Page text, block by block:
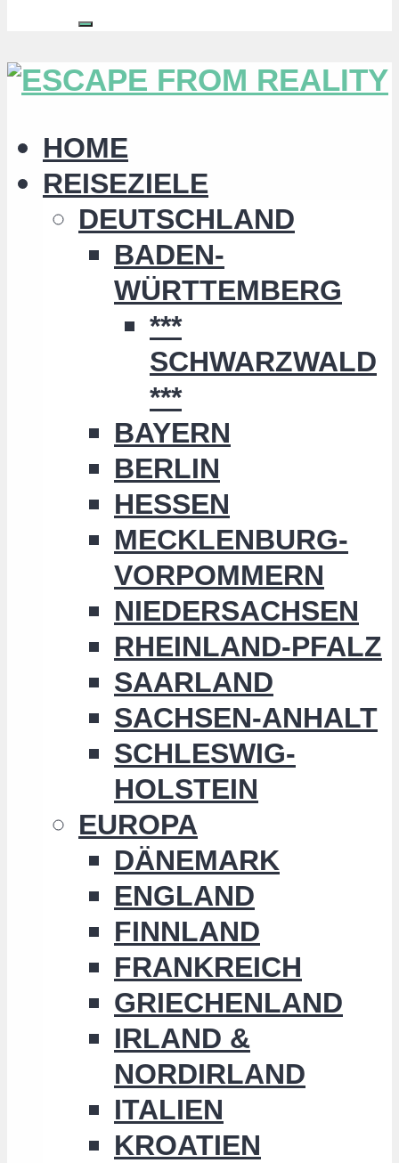
HOME
REISEZIELE
DEUTSCHLAND
BADEN-
WÜRTTEMBERG
***
SCHWARZWALD
***
BAYERN
BERLIN
HESSEN
MECKLENBURG-
VORPOMMERN
NIEDERSACHSEN
RHEINLAND-PFALZ
SAARLAND
SACHSEN-ANHALT
SCHLESWIG-
HOLSTEIN
EUROPA
DÄNEMARK
ENGLAND
FINNLAND
FRANKREICH
GRIECHENLAND
IRLAND &
NORDIRLAND
ITALIEN
KROATIEN